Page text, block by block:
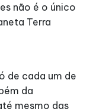
não é o único
Terra
de cada um de
da
mesmo das